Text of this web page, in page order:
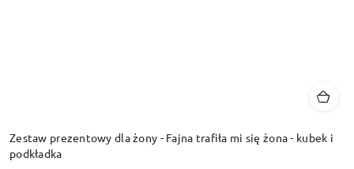
Zestaw prezentowy dla żony - Fajna trafiła mi się żona - kubek i
podkładka